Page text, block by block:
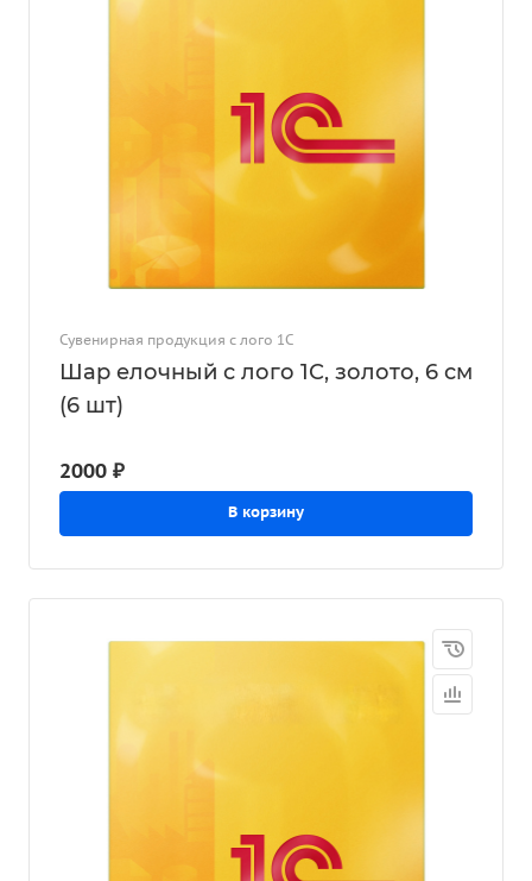
Сувенирная продукция с лого 1С
Шар елочный с лого 1С, золото, 6 см
(6 шт)
2000 ₽
В корзину